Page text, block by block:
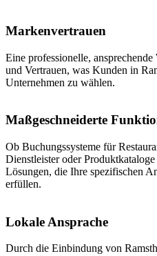
Markenvertrauen
Eine professionelle,
und Vertrauen, was Kunden in
Unternehmen zu wählen.
Maßgeschneiderte
Ob Buchungssysteme für
Dienstleister oder
Lösungen, die Ihre spezifischen
erfüllen.
Lokale Ansprache
Durch die Einbindung von